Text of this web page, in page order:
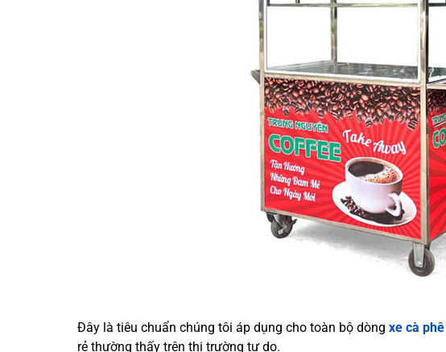
Đây là tiêu chuẩn chúng tôi áp dụng cho toàn bộ dòng xe cà
rẻ thường thấy trên thị trường tự do.